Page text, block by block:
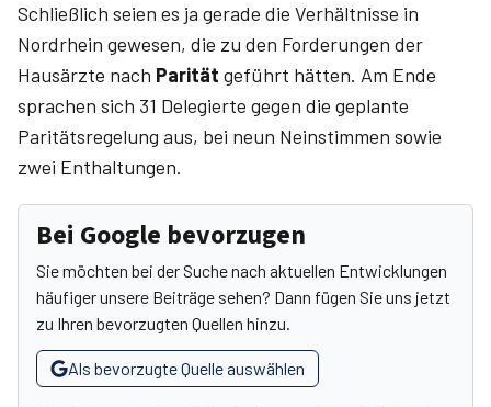
Schließlich seien es ja gerade die Verhältnisse in
Nordrhein gewesen, die zu den Forderungen der
Hausärzte nach Parität geführt hätten. Am Ende
sprachen sich 31 Delegierte gegen die geplante
Paritätsregelung aus, bei neun Neinstimmen sowie
zwei Enthaltungen.
Bei Google bevorzugen
Sie möchten bei der Suche nach aktuellen Entwicklungen
häufiger unsere Beiträge sehen? Dann fügen Sie uns jetzt
zu Ihren bevorzugten Quellen hinzu.
Als bevorzugte Quelle auswählen